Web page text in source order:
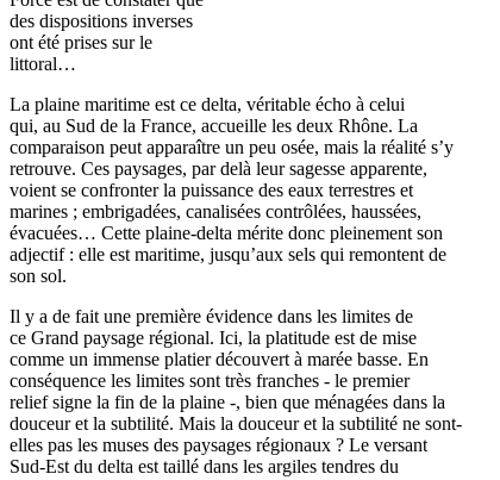
des dispositions inverses
ont été prises sur le
littoral…
La plaine maritime est ce delta, véritable écho à celui
qui, au Sud de la France, accueille les deux Rhône. La
comparaison peut apparaître un peu osée, mais la réalité s’y
retrouve. Ces paysages, par delà leur sagesse apparente,
voient se confronter la puissance des eaux terrestres et
marines ; embrigadées, canalisées contrôlées, haussées,
évacuées… Cette plaine-delta mérite donc pleinement son
adjectif : elle est maritime, jusqu’aux sels qui remontent de
son sol.
Il y a de fait une première évidence dans les limites de
ce Grand paysage régional. Ici, la platitude est de mise
comme un immense platier découvert à marée basse. En
conséquence les limites sont très franches - le premier
relief signe la fin de la plaine -, bien que ménagées dans la
douceur et la subtilité. Mais la douceur et la subtilité ne sont-
elles pas les muses des paysages régionaux ? Le versant
Sud-Est du delta est taillé dans les argiles tendres du